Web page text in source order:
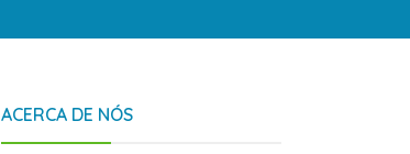
ACERCA DE NÓS